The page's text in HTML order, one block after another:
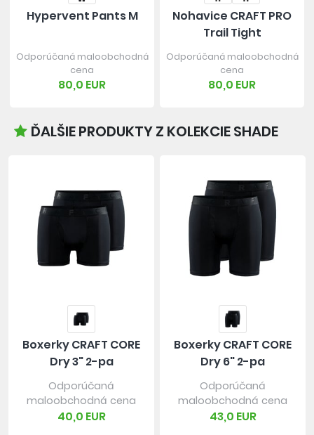
Hypervent Pants M
Odporúčaná maloobchodná
cena
80,0 EUR
Nohavice CRAFT PRO
Trail Tight
Odporúčaná maloobchodná
cena
80,0 EUR
ĎALŠIE PRODUKTY Z KOLEKCIE SHADE
Boxerky CRAFT CORE
Dry 3" 2-pa
Odporúčaná
maloobchodná cena
40,0 EUR
Boxerky CRAFT CORE
Dry 6" 2-pa
Odporúčaná
maloobchodná cena
43,0 EUR